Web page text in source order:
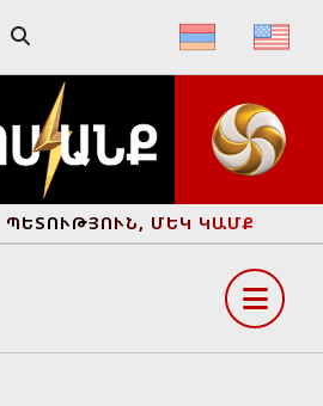
ՄԵԿ ԿԱՄՔ